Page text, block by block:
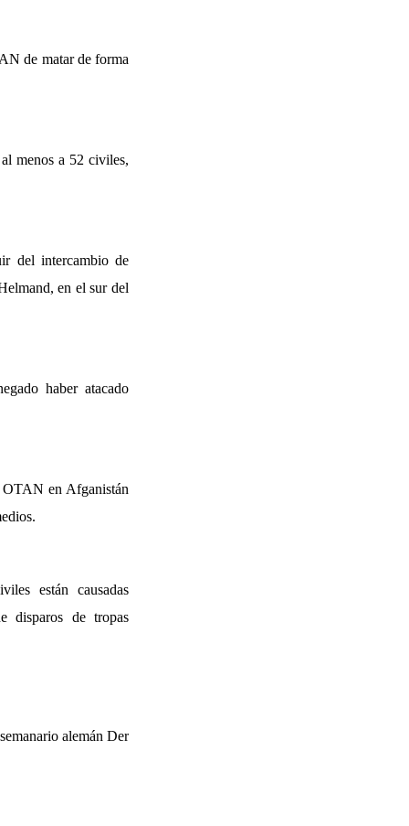
de matar de forma
menos a 52 civiles,
del intercambio de
en el sur del
haber atacado
OTAN en Afganistán
están causadas
disparos de tropas
alemán Der